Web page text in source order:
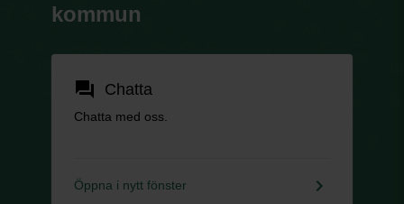
kommun
forum Chatta
Chatta med oss.
Öppna i nytt fönster keyboard_arrow_right